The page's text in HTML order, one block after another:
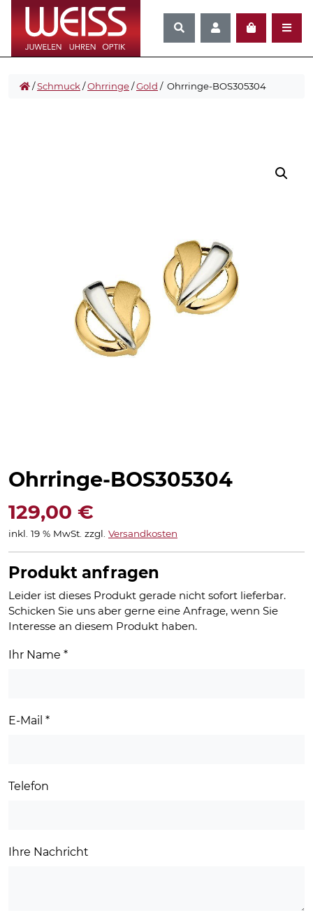
/Schmuck/Ohrringe/Gold / Ohrringe-BOS305304
Ohrringe-BOS305304
129,00 €
inkl. 19 % MwSt. zzgl. Versandkosten
Produkt anfragen
Leider ist dieses Produkt gerade nicht sofort lieferbar.
Schicken Sie uns aber gerne eine Anfrage, wenn Sie
Interesse an diesem Produkt haben.
Ihr Name *
E-Mail *
Telefon
Ihre Nachricht